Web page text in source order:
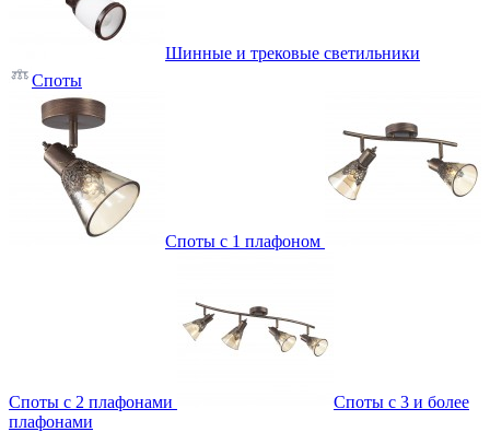
Шинные и трековые светильники
Споты
Споты с 1 плафоном
Споты с 2 плафонами
Споты с 3 и более
плафонами